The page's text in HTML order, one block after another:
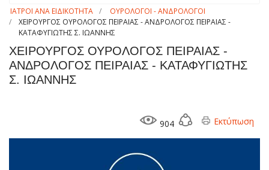
ΙΑΤΡΟΙ ΑΝΑ ΕΙΔΙΚΟΤΗΤΑ
ΟΥΡΟΛΟΓΟΙ - ΑΝΔΡΟΛΟΓΟΙ
ΧΕΙΡΟΥΡΓΟΣ ΟΥΡΟΛΟΓΟΣ ΠΕΙΡΑΙΑΣ - ΑΝΔΡΟΛΟΓΟΣ ΠΕΙΡΑΙΑΣ -
ΚΑΤΑΦΥΓΙΩΤΗΣ Σ. ΙΩΑΝΝΗΣ
ΧΕΙΡΟΥΡΓΟΣ ΟΥΡΟΛΟΓΟΣ ΠΕΙΡΑΙΑΣ -
ΑΝΔΡΟΛΟΓΟΣ ΠΕΙΡΑΙΑΣ - ΚΑΤΑΦΥΓΙΩΤΗΣ
Σ. ΙΩΑΝΝΗΣ
904 Εκτύπωση